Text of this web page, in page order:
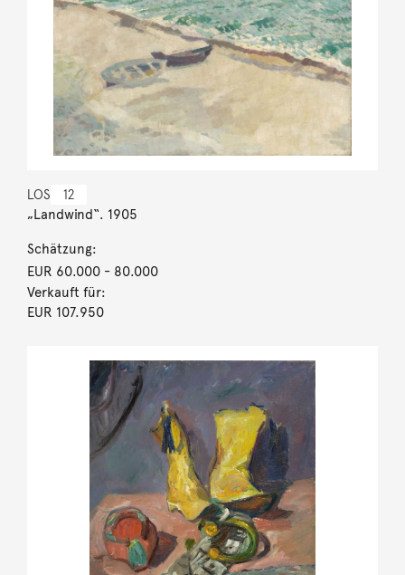
LOS 12
„Landwind“. 1905
Schätzung:
EUR 60.000- 80.000
Verkauft für:
EUR 107.950